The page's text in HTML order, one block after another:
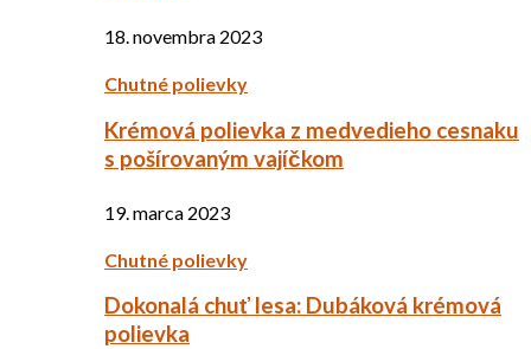
18. novembra 2023
Chutné polievky
Krémová polievka z medvedieho cesnaku
s pošírovaným vajíčkom
19. marca 2023
Chutné polievky
Dokonalá chuť lesa: Dubáková krémová
polievka